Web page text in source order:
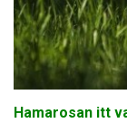
Hamarosan itt